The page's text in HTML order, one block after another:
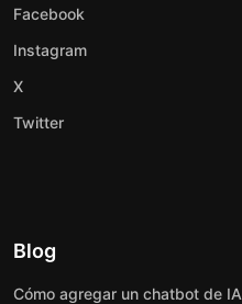
Facebook
Instagram
X
Twitter
Blog
Cómo agregar un chatbot de IA